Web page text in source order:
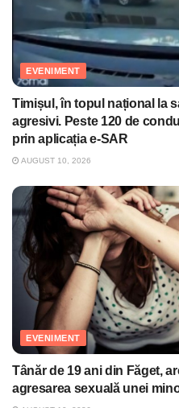
EVENIMENT
Timișul, în topul național la
agresivi. Peste 120 de
prin aplicația e-SAR
AUGUST 10, 2026
EVENIMENT
Tânăr de 19 ani din Făget,
agresarea sexuală unei